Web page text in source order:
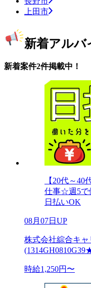
上田市
新着アルバ
新着案件2件掲載中！
【20代～
仕事☆週5で
日払いOK
08月07日UP
株式会社綜合キ
時給1,250円〜